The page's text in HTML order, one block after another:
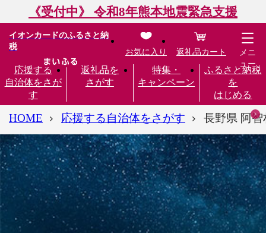
《受付中》 令和8年熊本地震緊急支援
イオンカードのふるさと納
税
応援する
自治体をさが
す
返礼品を
さがす
特集・
キャンペーン
ふるさと納税
を
はじめる
お気に入り 返礼品カート
メニ
ュー
HOME 応援する自治体をさがす 長野県 阿智